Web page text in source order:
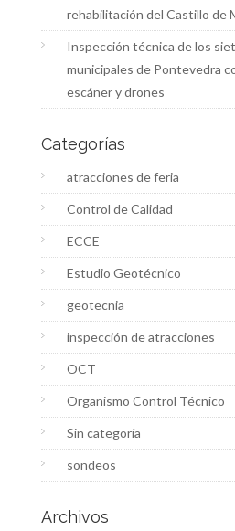
rehabilitación del Castillo de
Inspección técnica de los
municipales de Pontevedra
escáner y drones
Categorías
atracciones de feria
Control de Calidad
ECCE
Estudio Geotécnico
geotecnia
inspección de atracciones
OCT
Organismo Control Técnico
Sin categoría
sondeos
Archivos